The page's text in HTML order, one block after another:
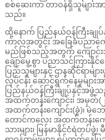
စစ်ဆေးကာ တာဝန်ရှိသူများအ
သည်။
ထို့နောက် ပြည်နယ်ဝန်ကြီးချု
ကာလအတွင်း အခြေခံပညာကျ
မည်ဖြစ်သည့်အတွက် ကျောင်းသာ
ချောမွေ့စွာ ပညာသင်ကြားနိုင်
ပြည်သူများနှင့် ဌာနဆိုင်ရာမျာ
လုပ်ငန်း ဆောင်ရွက်နေမှုများ
ပြည်နယ်ဝန်ကြီးချုပ်နှင့်အ
အထက်တန်းကျောင်း၊ အမှတ်(
အထက်တန်းကျောင်း(ခွဲ)၊ မဲဘ
တောင်ကလေး အထက်တန်းကျ
သားများ၊ မြန်မာနိုင်ငံရဲတပ်